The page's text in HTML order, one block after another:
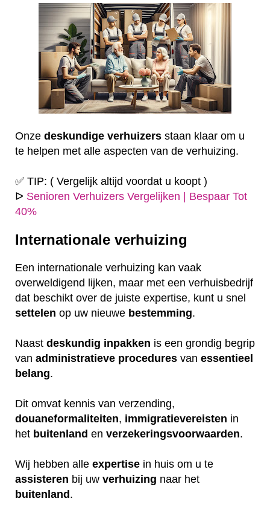
Onze deskundige verhuizers staan klaar om u
te helpen met alle aspecten van de verhuizing.
✅ TIP: ( Vergelijk altijd voordat u koopt )
ᐅ Senioren Verhuizers Vergelijken | Bespaar Tot
40%
Internationale verhuizing
Een internationale verhuizing kan vaak
overweldigend lijken, maar met een verhuisbedrijf
dat beschikt over de juiste expertise, kunt u snel
settelen op uw nieuwe bestemming.
Naast deskundig inpakken is een grondig begrip
van administratieve procedures van essentieel
belang.
Dit omvat kennis van verzending,
douaneformaliteiten, immigratievereisten in
het buitenland en verzekeringsvoorwaarden.
Wij hebben alle expertise in huis om u te
assisteren bij uw verhuizing naar het
buitenland.